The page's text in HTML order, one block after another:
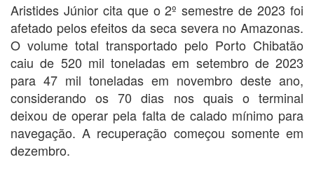
Aristides Júnior cita que o 2º semestre de 2023 foi
afetado pelos efeitos da seca severa no Amazonas.
O volume total transportado pelo Porto Chibatão
caiu de 520 mil toneladas em setembro de 2023
para 47 mil toneladas em novembro deste ano,
considerando os 70 dias nos quais o terminal
deixou de operar pela falta de calado mínimo para
navegação. A recuperação começou somente em
dezembro.